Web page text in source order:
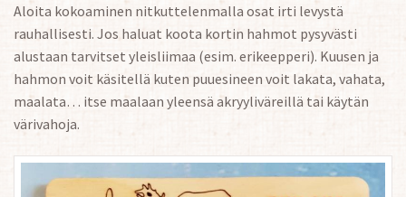
Aloita kokoaminen nitkuttelenmalla osat irti levystä
rauhallisesti. Jos haluat koota kortin hahmot pysyvästi
alustaan tarvitset yleisliimaa (esim. erikeepperi). Kuusen ja
hahmon voit käsitellä kuten puuesineen voit lakata, vahata,
maalata… itse maalaan yleensä akryyliväreillä tai käytän
värivahoja.